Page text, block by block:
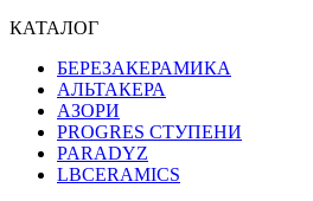
КАТАЛОГ
БЕРЕЗАКЕРАМИКА
АЛЬТАКЕРА
АЗОРИ
PROGRES СТУПЕНИ
PARADYZ
LBCERAMICS